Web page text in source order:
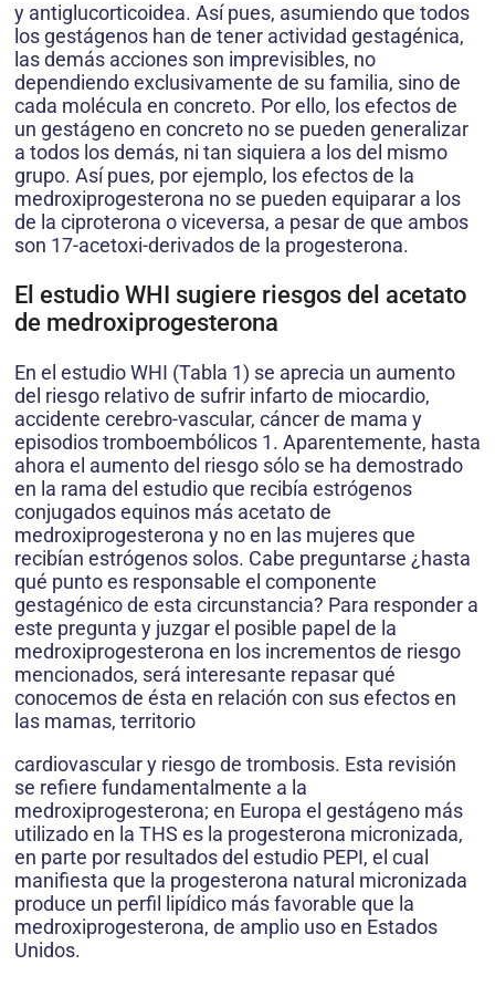
y antiglucorticoidea. Así pues, asumiendo que todos
los gestágenos han de tener actividad gestagénica,
las demás acciones son imprevisibles, no
dependiendo exclusivamente de su familia, sino de
cada molécula en concreto. Por ello, los efectos de
un gestágeno en concreto no se pueden generalizar
a todos los demás, ni tan siquiera a los del mismo
grupo. Así pues, por ejemplo, los efectos de la
medroxiprogesterona no se pueden equiparar a los
de la ciproterona o viceversa, a pesar de que ambos
son 17-acetoxi-derivados de la progesterona.
El estudio WHI sugiere riesgos del acetato
de medroxiprogesterona
En el estudio WHI (Tabla 1) se aprecia un aumento
del riesgo relativo de sufrir infarto de miocardio,
accidente cerebro-vascular, cáncer de mama y
episodios tromboembólicos 1. Aparentemente, hasta
ahora el aumento del riesgo sólo se ha demostrado
en la rama del estudio que recibía estrógenos
conjugados equinos más acetato de
medroxiprogesterona y no en las mujeres que
recibían estrógenos solos. Cabe preguntarse ¿hasta
qué punto es responsable el componente
gestagénico de esta circunstancia? Para responder a
este pregunta y juzgar el posible papel de la
medroxiprogesterona en los incrementos de riesgo
mencionados, será interesante repasar qué
conocemos de ésta en relación con sus efectos en
las mamas, territorio
cardiovascular y riesgo de trombosis. Esta revisión
se refiere fundamentalmente a la
medroxiprogesterona; en Europa el gestágeno más
utilizado en la THS es la progesterona micronizada,
en parte por resultados del estudio PEPI, el cual
manifiesta que la progesterona natural micronizada
produce un perfil lipídico más favorable que la
medroxiprogesterona, de amplio uso en Estados
Unidos.